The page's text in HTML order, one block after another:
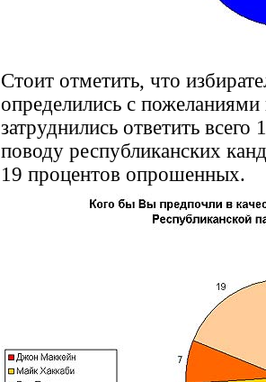
Стоит отметить, что
определились с
затруднились ответить
поводу республиканских
19 процентов опрошенных.